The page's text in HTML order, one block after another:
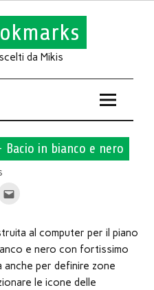
da Mikis
Bacio in bianco e nero
l'articolo
mail
un
amico
(Si
al computer per il piano
e nero con fortissimo
per definire zone
le icone delle